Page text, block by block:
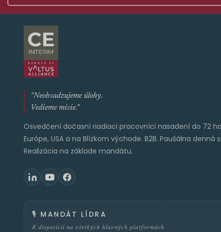
"Neobsadzujeme úlohy.
Vedieme misie."
Osvedčení dočasní riadiaci pracovníci nasadení do 72
Európe, USA a na Blízkom východe. B2B. Paušálna denná
Realizácia na základe mandátu.
🎙️ MANDÁT LÍDRA
K dispozícii na všetkých hlavných platformách